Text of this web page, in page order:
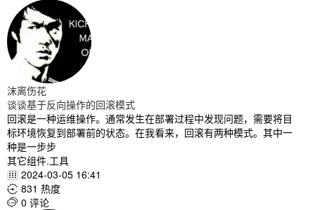
沫离伤花
谈谈基于反向操作的回滚模式
回滚是一种运维操作。通常发生在部署过程中发现问题，需要将目
标环境恢复到部署前的状态。在我看来，回滚有两种模式。其中一
种是一步步
其它组件.工具
 2024-03-05 16:41
 831 热度
 0 评论